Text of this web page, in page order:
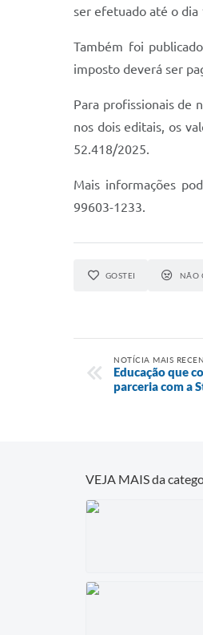
ser efetuado até o dia
Também foi
imposto deverá ser
Para profissionais de
nos dois editais, os
52.418/2025.
Mais informações
99603-1233.
GOSTEI NÃO
NOTÍCIA MAIS
Educação que
parceria com a
VEJA MAIS da